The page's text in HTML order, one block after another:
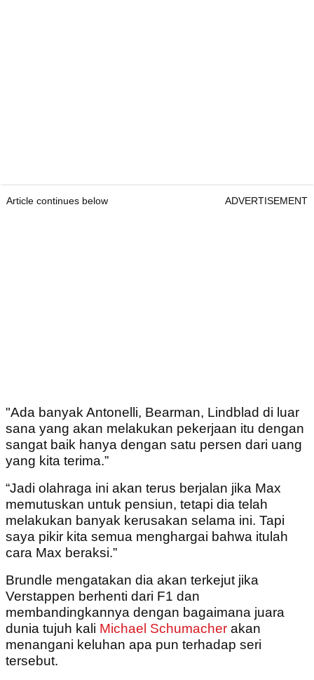
Article continues below ADVERTISEMENT
"Ada banyak Antonelli, Bearman, Lindblad di luar
sana yang akan melakukan pekerjaan itu dengan
sangat baik hanya dengan satu persen dari uang
yang kita terima.”
“Jadi olahraga ini akan terus berjalan jika Max
memutuskan untuk pensiun, tetapi dia telah
melakukan banyak kerusakan selama ini. Tapi
saya pikir kita semua menghargai bahwa itulah
cara Max beraksi.”
Brundle mengatakan dia akan terkejut jika
Verstappen berhenti dari F1 dan
membandingkannya dengan bagaimana juara
dunia tujuh kali Michael Schumacher akan
menangani keluhan apa pun terhadap seri
tersebut.